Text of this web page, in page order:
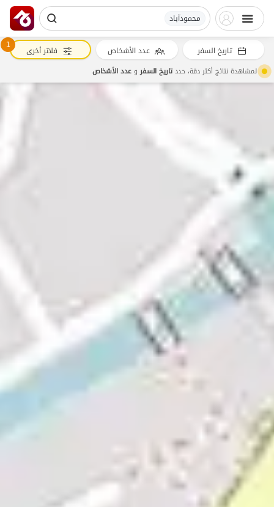
محمودآباد
تاريخ السفر عدد الأشخاص 1 فلاتر أخرى
لمشاهدة نتائج أكثر دقة، حددتاريخ السفروعدد الأشخاص